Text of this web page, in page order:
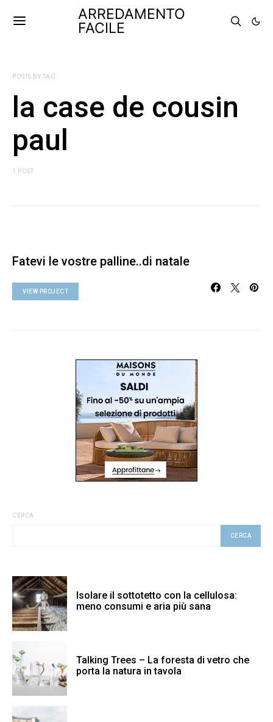
ARREDAMENTO
FACILE
POSTS BY TAG
la case de cousin
paul
1 POST
Fatevi le vostre palline..di natale
VIEW PROJECT
CERCA
CERCA
Isolare il sottotetto con la cellulosa:
meno consumi e aria più sana
Talking Trees – La foresta di vetro che
porta la natura in tavola